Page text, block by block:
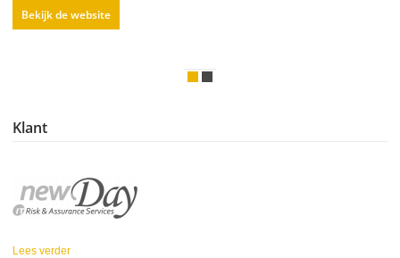
Bekijk de website
Klant
Lees verder